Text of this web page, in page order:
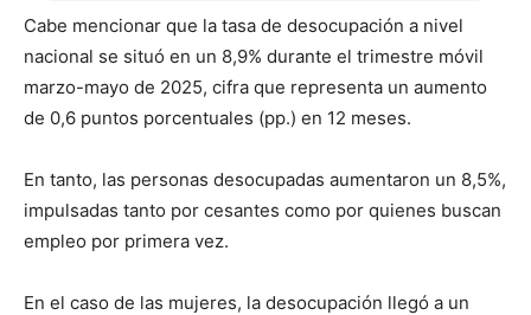
Cabe mencionar que la tasa de desocupación a nivel
nacional se situó en un 8,9% durante el trimestre móvil
marzo-mayo de 2025, cifra que representa un aumento
de 0,6 puntos porcentuales (pp.) en 12 meses.
En tanto, las personas desocupadas aumentaron un 8,5%,
impulsadas tanto por cesantes como por quienes buscan
empleo por primera vez.
En el caso de las mujeres, la desocupación llegó a un